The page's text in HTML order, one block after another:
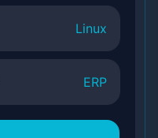
Linux
ERP